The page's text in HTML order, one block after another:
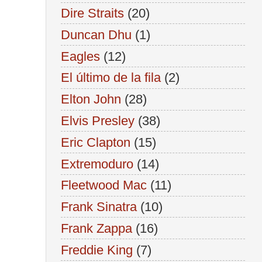
Dire Straits (20)
Duncan Dhu (1)
Eagles (12)
El último de la fila (2)
Elton John (28)
Elvis Presley (38)
Eric Clapton (15)
Extremoduro (14)
Fleetwood Mac (11)
Frank Sinatra (10)
Frank Zappa (16)
Freddie King (7)